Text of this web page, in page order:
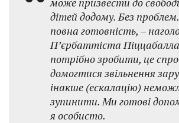
дітей додому. Без
повна готовність, –
П’єрбаттіста
потрібно зробити, це
домогтися звільнення
інакше (ескалацію)
зупинити. Ми готові
я особисто.